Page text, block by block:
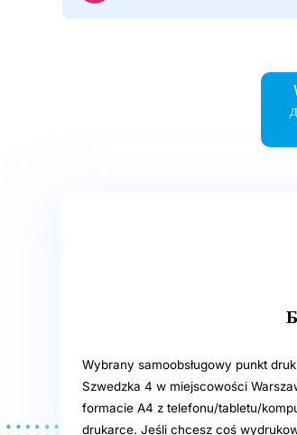
Wybrany samoobsługowy punkt
Szwedzka 4 w miejscowości
formacie A4 z telefonu/tabletu/
drukarce. Jeśli chcesz coś